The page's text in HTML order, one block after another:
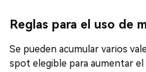
Reglas para el uso de
Se pueden acumular varios
spot elegible para aumentar